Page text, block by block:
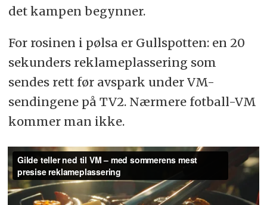
det kampen begynner.
For rosinen i pølsa er Gullspotten: en 20
sekunders reklameplassering som
sendes rett før avspark under VM-
sendingene på TV2. Nærmere fotball-VM
kommer man ikke.